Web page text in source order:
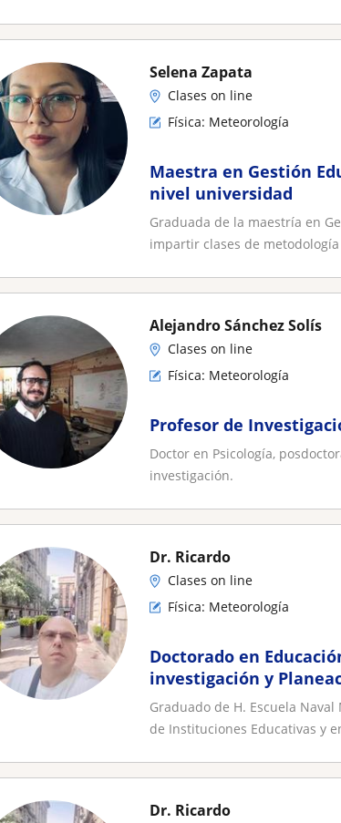
Selena Zapata
Clases on line
Física: Meteorología
Maestra en Gestión
nivel universidad
Graduada de la maestría en
impartir clases de
Alejandro Sánchez Solís
Clases on line
Física: Meteorología
Profesor de
Doctor en Psicología,
investigación.
Dr. Ricardo
Clases on line
Física: Meteorología
Doctorado en
investigación y
Graduado de H. Escuela
de Instituciones Educativas y
Dr. Ricardo